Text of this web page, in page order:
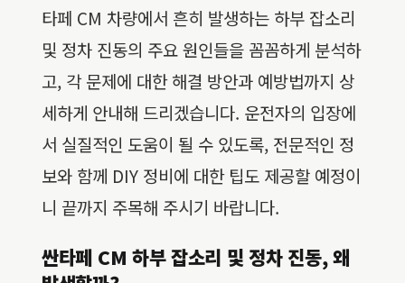
타페 CM 차량에서 흔히 발생하는 하부 잡소리
및 정차 진동의 주요 원인들을 꼼꼼하게 분석하
고, 각 문제에 대한 해결 방안과 예방법까지 상
세하게 안내해 드리겠습니다. 운전자의 입장에
서 실질적인 도움이 될 수 있도록, 전문적인 정
보와 함께 DIY 정비에 대한 팁도 제공할 예정이
니 끝까지 주목해 주시기 바랍니다.
싼타페 CM 하부 잡소리 및 정차 진동, 왜